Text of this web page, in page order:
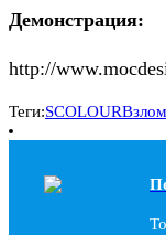
Демонстрация:
http://
Теги:SCOLOURВзлом